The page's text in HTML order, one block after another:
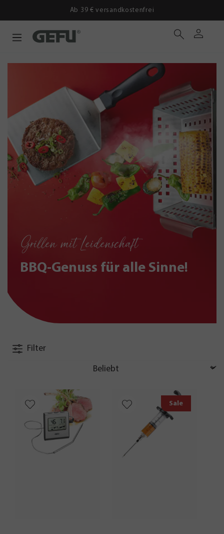
Ab 39 € versandkostenfrei
Grillen mit Leidenschaft
BBQ-Genuss für alle Sinne!
Filter
Sale